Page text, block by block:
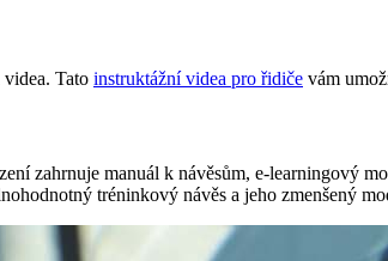
Tato instruktážní videa pro řidiče vám
zahrnuje manuál k návěsům, e-learningový
tréninkový návěs a jeho zmenšený